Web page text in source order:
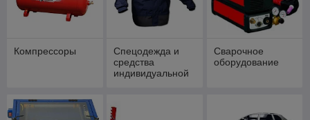
Компрессоры
Спецодежда и
средства
индивидуальной
Сварочное
оборудование